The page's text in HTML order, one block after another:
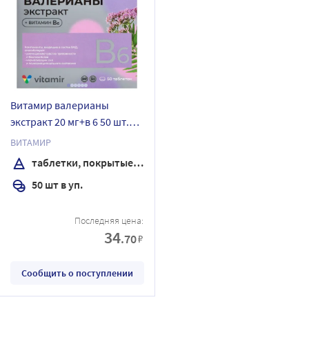
Витамир валерианы
экстракт 20 мг+в 6 50 шт.
таблетки, покрытые
пленочной оболочкой
массой 104 мг
ВИТАМИР
таблетки, покрытые пленочной оболочкой
50 шт в уп.
Последняя цена:
34.70₽
Сообщить о поступлении